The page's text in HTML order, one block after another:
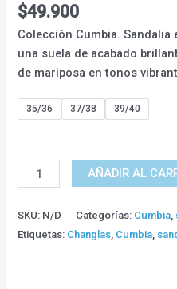
$49.900
Colección Cumbia.
una suela de acabado
de mariposa en tonos
35/36 37/38 39/40
AÑADIR AL
SKU: N/D Categorías: Cumbia
Etiquetas: Changlas Cumbia